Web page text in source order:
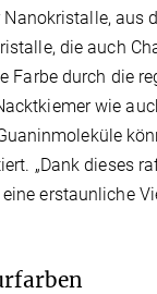
aus
die auch
Farbe durch die
wie
„Dank dieses
erstaunliche